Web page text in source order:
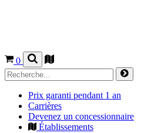
0
Prix garanti pendant 1 an
Carrières
Devenez un concessionnaire
Établissements